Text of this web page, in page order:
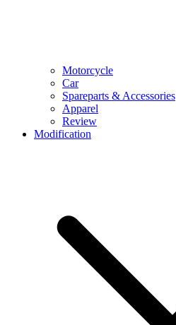
Motorcycle
Car
Spareparts & Accessories
Apparel
Review
Modification